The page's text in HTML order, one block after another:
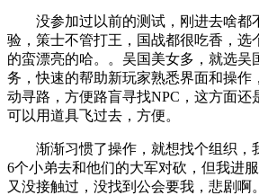
没参加过以前的测试，刚进去啥都
验，策士不管打王，国战都很吃香，选
的蛮漂亮的哈。。吴国美女多，就选吴
务，快速的帮助新玩家熟悉界面和操作
动寻路，方便路盲寻找NPC，这方面还
可以用道具飞过去，方便。
渐渐习惯了操作，就想找个组织，
6个小弟去和他们的大军对砍，但我进
又没接触过，没找到公会要我，悲剧啊